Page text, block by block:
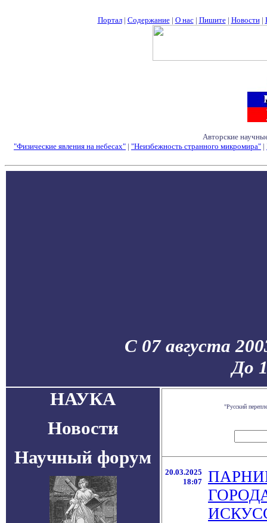
Портал| Содержание| О нас| Пишите| Новости|
Авторские
"Физические явления на небесах" | "Неизбежность странного микромира" |
С 07 августа
До
НАУКА
Новости
Научный форум
"Русский
20.03.2025
18:07